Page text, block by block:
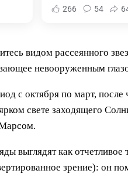
266 54
видом рассеянного
невооруженным
с октября по март,
свете заходящего
выглядят как отчетливое
зрение): он